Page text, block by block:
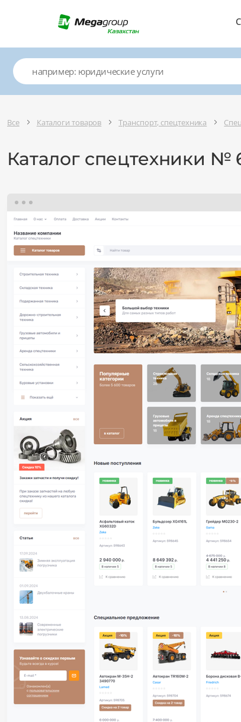
Все Каталоги товаров Транспорт, спецтехника
Каталог спецтехники №